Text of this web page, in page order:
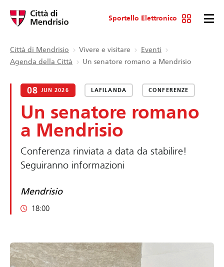
Sportello Elettronico
Città di Mendrisio Vivere e visitare
Eventi
Agenda della Città
Un senatore romano a Mendrisio
08 JUN 2026 LAFILANDA CONFERENZE
Un senatore romano
a Mendrisio
Conferenza rinviata a data da stabilire!
Seguiranno informazioni
Mendrisio
18:00